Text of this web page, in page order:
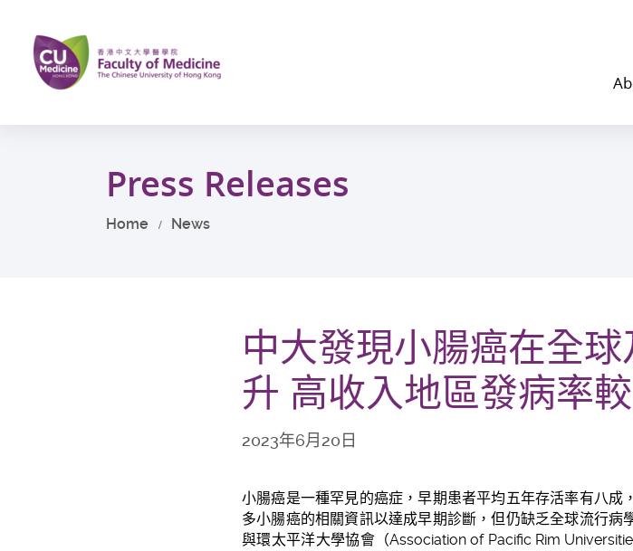
main
content
Press Releases
Home News
中大發現小腸癌在全
升 高收入地區發病率
2023年6月20日
小腸癌是一種罕見的癌症，早期患者平均五年存活率有八
多小腸癌的相關資訊以達成早期診斷，但仍缺乏全球流行
與環太平洋大學協會（Association of Pacific Rim